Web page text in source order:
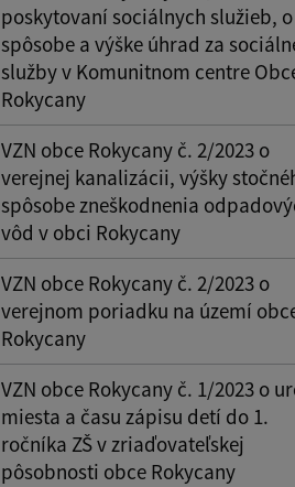
poskytovaní sociálnych služieb, o
spôsobe a výške úhrad za
služby v Komunitnom centre
Rokycany
VZN obce Rokycany č. 2/2023 o
verejnej kanalizácii, výšky
spôsobe zneškodnenia
vôd v obci Rokycany
VZN obce Rokycany č. 2/2023 o
verejnom poriadku na území
Rokycany
VZN obce Rokycany č. 1/2023 o
miesta a času zápisu detí do 1.
ročníka ZŠ v zriaďovateľskej
pôsobnosti obce Rokycany